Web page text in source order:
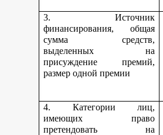
3. Источник
финансирования, общая
сумма средств,
выделенных на
присуждение премий,
размер одной премии
4. Категории лиц,
имеющих право
претендовать на